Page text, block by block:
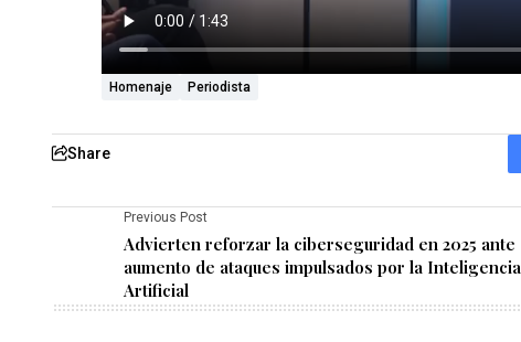
Homenaje Periodista
Share
Previous Post
Advierten reforzar la ciberseguridad en 2025 ante
aumento de ataques impulsados por la Inteligencia
Artificial